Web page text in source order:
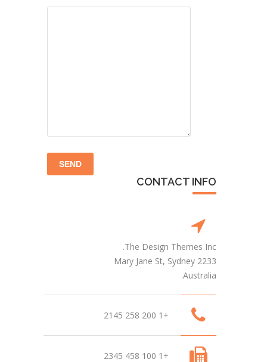
CONTACT INFO
The Design Themes Inc.
Mary Jane St, Sydney 2233
Australia.
+1 200 258 2145
+1 100 458 2345